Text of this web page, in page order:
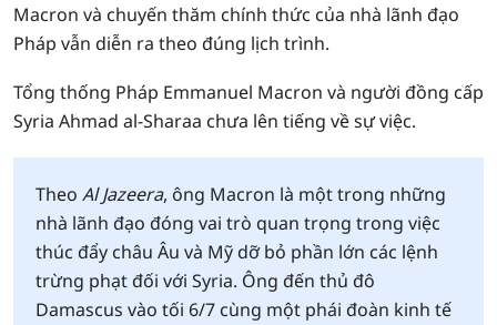
Macron và chuyến thăm chính thức của nhà lãnh đạo
Pháp vẫn diễn ra theo đúng lịch trình.
Tổng thống Pháp Emmanuel Macron và người đồng cấp
Syria Ahmad al-Sharaa chưa lên tiếng về sự việc.
Theo Al Jazeera, ông Macron là một trong những
nhà lãnh đạo đóng vai trò quan trọng trong việc
thúc đẩy châu Âu và Mỹ dỡ bỏ phần lớn các lệnh
trừng phạt đối với Syria. Ông đến thủ đô
Damascus vào tối 6/7 cùng một phái đoàn kinh tế